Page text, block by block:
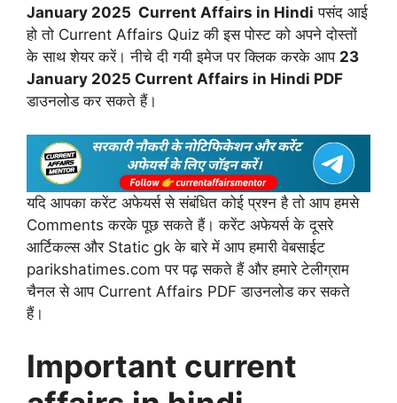
January 2025 Current Affairs in Hindi पसंद आई
हो तो Current Affairs Quiz की इस पोस्ट को अपने दोस्तों
के साथ शेयर करें। नीचे दी गयी इमेज पर क्लिक करके आप 23
January 2025 Current Affairs in Hindi PDF
डाउनलोड कर सकते हैं।
यदि आपका करेंट अफेयर्स से संबंधित कोई प्रश्न है तो आप हमसे
Comments करके पूछ सकते हैं। करेंट अफेयर्स के दूसरे
आर्टिकल्स और Static gk के बारे में आप हमारी वेबसाईट
parikshatimes.com पर पढ़ सकते हैं और हमारे टेलीग्राम
चैनल से आप Current Affairs PDF डाउनलोड कर सकते
हैं।
Important current